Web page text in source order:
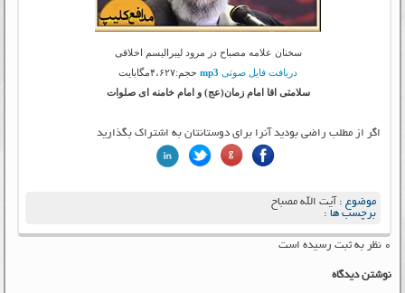
سخنان علامه مصباح در مرود لیبرالیسم اخلاقی
دریافت فایل صوتیmp3
حجم:۴،۶۲۷مگابایت
سلامتی اقا امام زمان(عج) و امام خامنه ای صلوات
اگر از مطلب راضی بودید آنرا برای دوستانتان به اشتراک بگذارید
موضوع : آیت الله مصباح
برچسب ها :
۰ نظر به ثبت رسیده است
نوشتن دیدگاه